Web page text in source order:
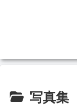
写真集